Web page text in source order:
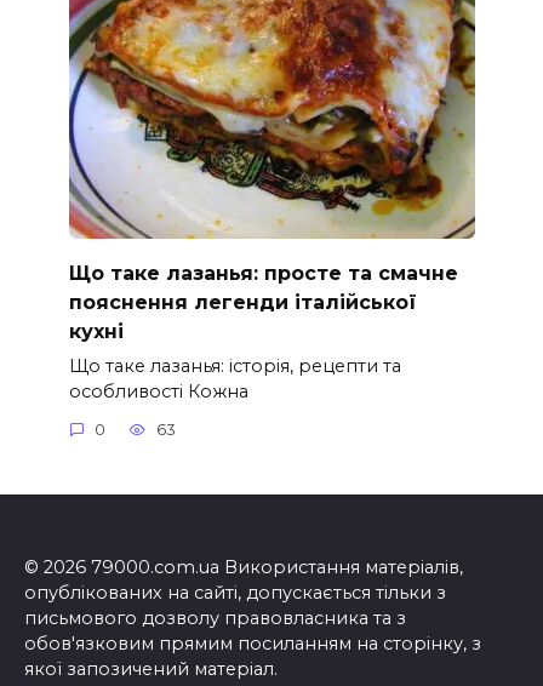
Що таке лазанья: просте та смачне
пояснення легенди італійської
кухні
Що таке лазанья: історія, рецепти та
особливості Кожна
0 63
© 2026 79000.com.ua Використання матеріалів,
опублікованих на сайті, допускається тільки з
письмового дозволу правовласника та з
обов'язковим прямим посиланням на сторінку, з
якої запозичений матеріал.